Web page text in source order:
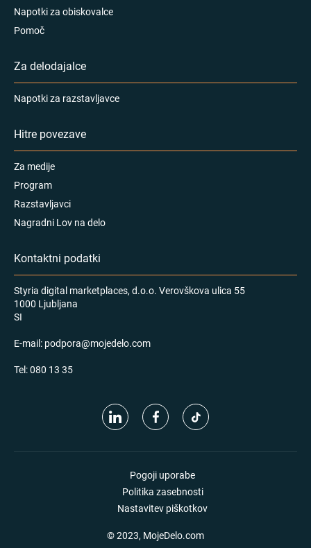
Napotki za obiskovalce
Pomoč
Za delodajalce
Napotki za razstavljavce
Hitre povezave
Za medije
Program
Razstavljavci
Nagradni Lov na delo
Kontaktni podatki
Styria digital marketplaces, d.o.o. Verovškova ulica 55
1000 Ljubljana
SI
E-mail: podpora@mojedelo.com
Tel:080 13 35
Pogoji uporabe
Politika zasebnosti
Nastavitev piškotkov
© 2023, MojeDelo.com